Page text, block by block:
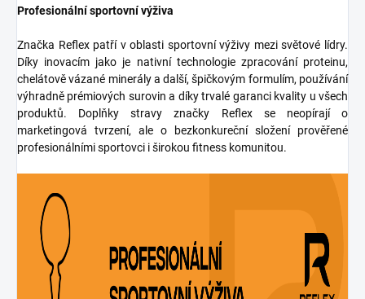
Profesionální sportovní výživa
Značka Reflex patří v oblasti sportovní výživy mezi světové lídry.
Díky inovacím jako je nativní technologie zpracování proteinu,
chelátově vázané minerály a další, špičkovým formulím, používání
výhradně prémiových surovin a díky trvalé garanci kvality u všech
produktů. Doplňky stravy značky Reflex se neopírají o
marketingová tvrzení, ale o bezkonkureční složení prověřené
profesionálními sportovci i širokou fitness komunitou.